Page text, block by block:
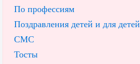
По профессиям
Поздравления детей и для детей
СМС
Тосты